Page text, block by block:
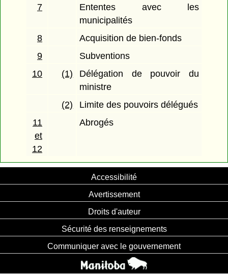
7
Ententes avec les
municipalités
8
Acquisition de bien-fonds
9
Subventions
10
(1)
Délégation de pouvoir du
ministre
(2)
Limite des pouvoirs délégués
11
et
12
Abrogés
Accessibilité
Avertissement
Droits d'auteur
Sécurité des renseignements
Communiquer avec le gouvernement